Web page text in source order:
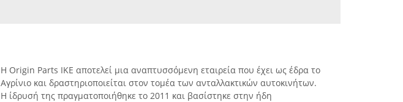
Η Origin Parts IKE αποτελεί μια αναπτυσσόμενη εταιρεία που έχει ως έδρα το
Αγρίνιο και δραστηριοποιείται στον τομέα των ανταλλακτικών αυτοκινήτων.
Η ίδρυσή της πραγματοποιήθηκε το 2011 και βασίστηκε στην ήδη